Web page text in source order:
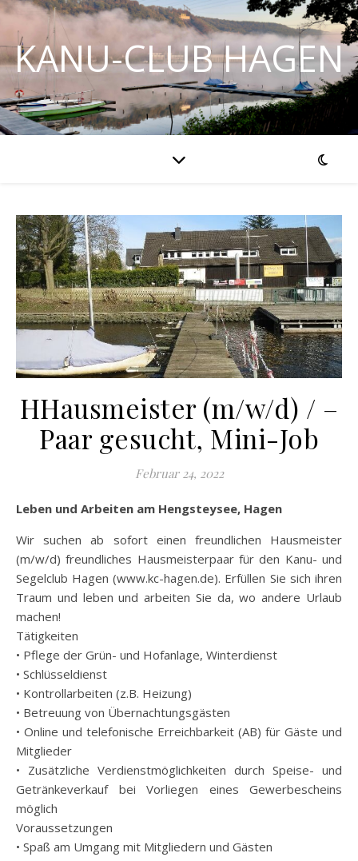
KANU-CLUB HAGEN
HHausmeister (m/w/d) / –
Paar gesucht, Mini-Job
Februar 24, 2022
Leben und Arbeiten am Hengsteysee, Hagen
Wir suchen ab sofort einen freundlichen Hausmeister
(m/w/d) freundliches Hausmeisterpaar für den Kanu- und
Segelclub Hagen (www.kc-hagen.de). Erfüllen Sie sich ihren
Traum und leben und arbeiten Sie da, wo andere Urlaub
machen!
Tätigkeiten
• Pflege der Grün- und Hofanlage, Winterdienst
• Schlüsseldienst
• Kontrollarbeiten (z.B. Heizung)
• Betreuung von Übernachtungsgästen
• Online und telefonische Erreichbarkeit (AB) für Gäste und
Mitglieder
• Zusätzliche Verdienstmöglichkeiten durch Speise- und
Getränkeverkauf bei Vorliegen eines Gewerbescheins
möglich
Voraussetzungen
• Spaß am Umgang mit Mitgliedern und Gästen